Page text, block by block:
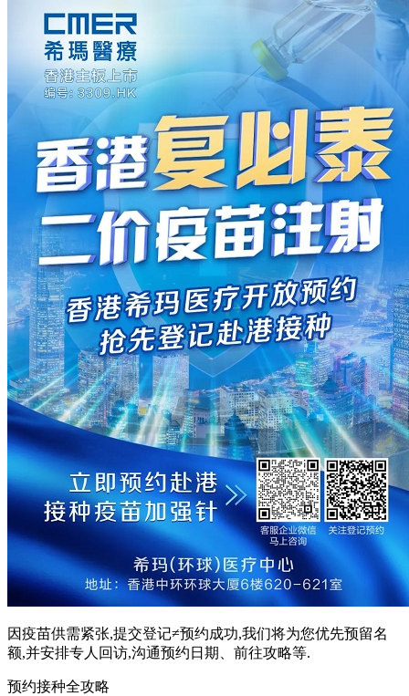
因疫苗供需紧张,提交登记≠预约成功,我们将为您优先预留名
额,并安排专人回访,沟通预约日期、前往攻略等.
预约接种全攻略